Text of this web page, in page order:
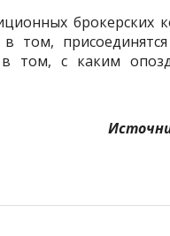
брокерских
том,
том, с каким